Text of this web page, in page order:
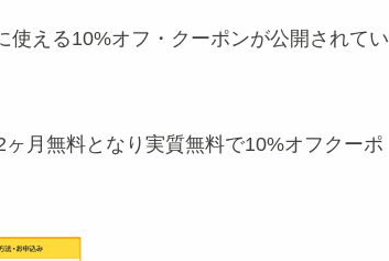
える10%オフ・クーポンが公開されてい
月無料となり実質無料で10%オフクーポ